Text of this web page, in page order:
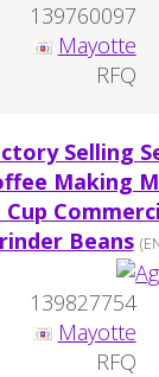
139760097
Mayotte
RFQ
Selling
Making
Beans
139827754
Mayotte
RFQ